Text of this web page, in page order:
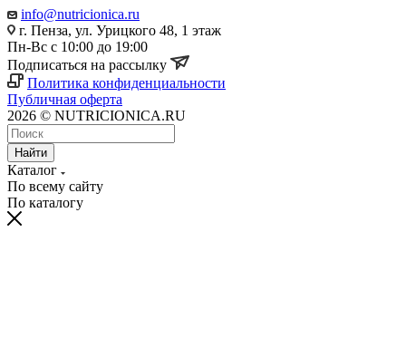
info@nutricionica.ru
г. Пенза, ул. Урицкого 48, 1 этаж
Пн-Вс с 10:00 до 19:00
Подписаться на рассылку
Политика конфиденциальности
Публичная оферта
2026 © NUTRICIONICA.RU
Найти
Каталог
По всему сайту
По каталогу